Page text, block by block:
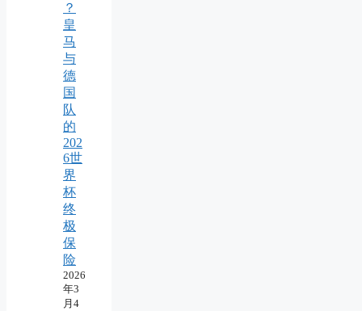
？
皇
马
与
德
国
队
的
202
6世
界
杯
终
极
保
险
2026
年3
月4